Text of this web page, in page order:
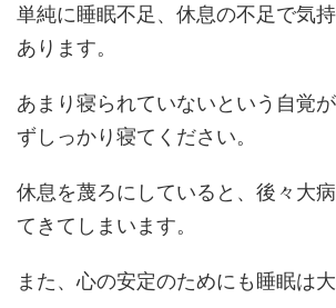
単純に睡眠不足、休息の不足で気
あります。
あまり寝られていないという自覚
ずしっかり寝てください。
休息を蔑ろにしていると、後々大
てきてしまいます。
また、心の安定のためにも睡眠は大